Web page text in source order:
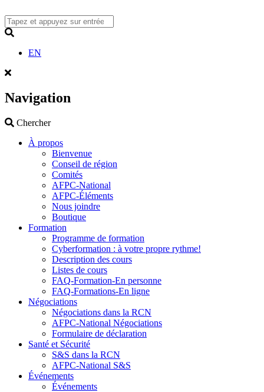
to
content
EN
Navigation
ChercherSearch
À propos
Bienvenue
Conseil de région
Comités
AFPC-National
AFPC-Éléments
Nous joindre
Boutique
Formation
Programme de formation
Cyberformation : à votre propre rythme!
Description des cours
Listes de cours
FAQ-Formation-En personne
FAQ-Formations-En ligne
Négociations
Négociations dans la RCN
AFPC-National Négociations
Formulaire de déclaration
Santé et Sécurité
S&S dans la RCN
AFPC-National S&S
Événements
Événements